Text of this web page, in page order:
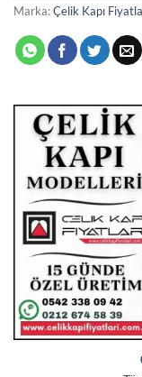
Marka:Çelik Kapı